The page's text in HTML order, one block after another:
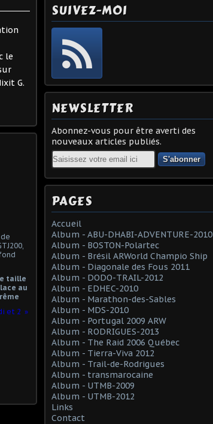
le
G.
taille
au
et 2
SUIVEZ-MOI
NEWSLETTER
Abonnez-vous pour être averti des
nouveaux articles publiés.
Email
PAGES
Accueil
Album - ABU-DHABI-ADVENTURE-2010
Album - BOSTON-Polartec
Album - Brésil ARWorld Champio Ship
Album - Diagonale des Fous 2011
Album - DODO-TRAIL-2012
Album - EDHEC-2010
Album - Marathon-des-Sables
Album - MDS-2010
Album - Portugal 2009 ARW
Album - RODRIGUES-2013
Album - The Raid 2006 Québec
Album - Tierra-Viva 2012
Album - Trail-de-Rodrigues
Album - transmarocaine
Album - UTMB-2009
Album - UTMB-2012
Links
Contact